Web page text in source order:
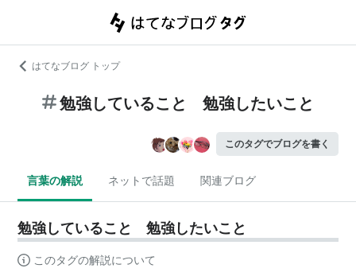
はてなブログ トップ
勉強していること 勉強したいこと
このタグでブログを書く
言葉の解説 ネットで話題 関連ブログ
勉強していること 勉強したいこと
このタグの解説について